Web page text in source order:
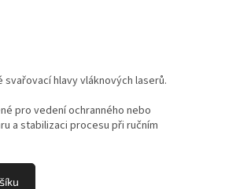
hlavy vláknových laserů.
pro vedení ochranného nebo
a stabilizaci procesu při ručním